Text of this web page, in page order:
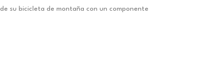
su bicicleta de montaña con un componente